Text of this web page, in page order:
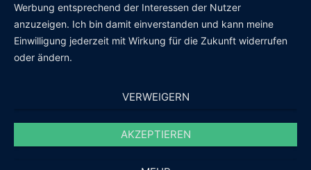
Werbung entsprechend der Interessen der Nutzer
anzuzeigen. Ich bin damit einverstanden und kann meine
Einwilligung jederzeit mit Wirkung für die Zukunft widerrufen
oder ändern.
VERWEIGERN
AKZEPTIEREN